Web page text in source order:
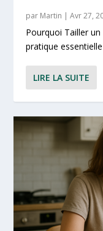
par Martin |Avr 27,
Pourquoi Tailler un
pratique
LIRE LA SUITE